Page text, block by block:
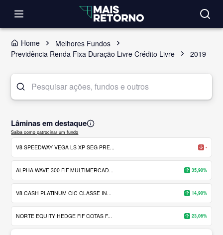
Home
Melhores Fundos
Previdência Renda Fixa Duração Livre Crédito Livre
2019
Lâminas em destaque
Saiba como patrocinar um fundo
V8 SPEEDWAY VEGA LS XP SEG PRE... -
ALPHA WAVE 300 FIF MULTIMERCAD... 35,90%
V8 CASH PLATINUM CIC CLASSE IN... 14,90%
NORTE EQUITY HEDGE FIF COTAS F... 23,06%